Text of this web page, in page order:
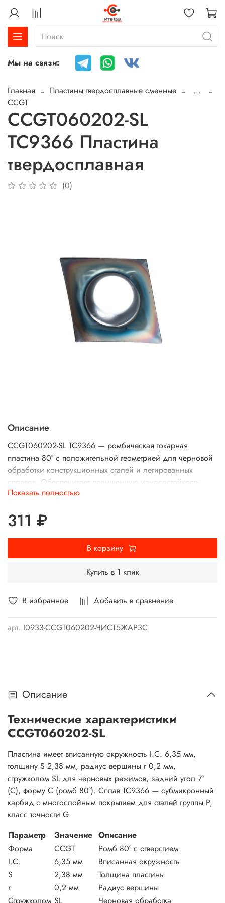
Мы на связи:
Главная Пластины твердосплавные сменные
...
CCGT
CCGT060202-SL
TC9366 Пластина
твердосплавная
(0)
В избранное Добавить в сравнение
арт. I0933-CCGT060202-ЧИСТ5ЖАР3С
Описание
CCGT060202-SL TC9366 — ромбическая токарная
пластина 80° с положительной геометрией для черновой
обработки конструкционных сталей и легированных
сплавов. Обеспечивает повышенную износостойкость
благодаря сплаву TC9366, эффективный контроль стружки
наличии.
Показать полностью
311 ₽
В корзину
Купить в 1 клик
Описание
Технические характеристики
CCGT060202-SL
Пластина имеет вписанную окружность I.C. 6,35 мм,
толщину S 2,38 мм, радиус вершины r 0,2 мм,
стружколом SL для черновых режимов, задний угол 7°
(C), форму C (ромб 80°). Сплав TC9366 — субмикронный
карбид с многослойным покрытием для сталей группы P,
класс точности G.
Параметр
Значение Описание
Форма
CCGT
Ромб 80° с отверстием
I.C.
6,35 мм
Вписанная окружность
S
2,38 мм
Толщина пластины
r
0,2 мм
Радиус вершины